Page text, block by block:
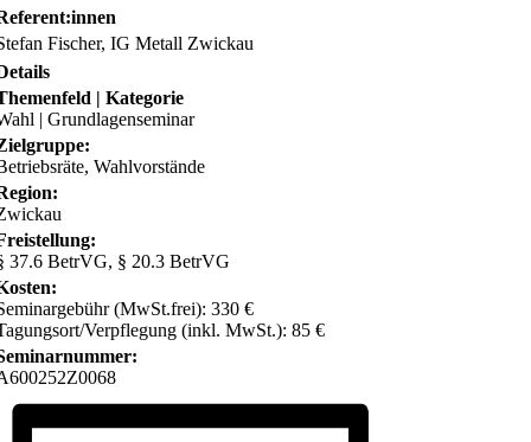
Fischer, IG Metall Zwickau
| Kategorie
| Grundlagenseminar
Wahlvorstände
37.6 BetrVG, § 20.3 BetrVG
(MwSt.frei): 330 €
Verpflegung (inkl. MwSt.): 85 €